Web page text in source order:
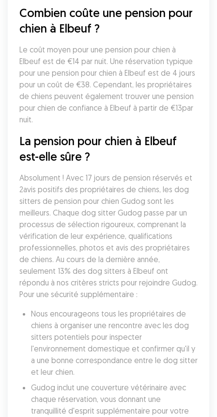
Combien coûte une pension pour
chien à Elbeuf ?
Le coût moyen pour une pension pour chien à
Elbeuf est de €14 par nuit. Une réservation typique
pour une pension pour chien à Elbeuf est de 4 jours
pour un coût de €38. Cependant, les propriétaires
de chiens peuvent également trouver une pension
pour chien de confiance à Elbeuf à partir de €13par
nuit.
La pension pour chien à Elbeuf
est-elle sûre ?
Absolument ! Avec 17 jours de pension réservés et
2avis positifs des propriétaires de chiens, les dog
sitters de pension pour chien Gudog sont les
meilleurs. Chaque dog sitter Gudog passe par un
processus de sélection rigoureux, comprenant la
vérification de leur expérience, qualifications
professionnelles, photos et avis des propriétaires
de chiens. Au cours de la dernière année,
seulement 13% des dog sitters à Elbeuf ont
répondu à nos critères stricts pour rejoindre Gudog.
Pour une sécurité supplémentaire :
Nous encourageons tous les propriétaires de
chiens à organiser une rencontre avec les dog
sitters potentiels pour inspecter
l'environnement domestique et confirmer qu'il y
a une bonne correspondance entre le dog sitter
et leur chien.
Gudog inclut une couverture vétérinaire avec
chaque réservation, vous donnant une
tranquillité d'esprit supplémentaire pour votre